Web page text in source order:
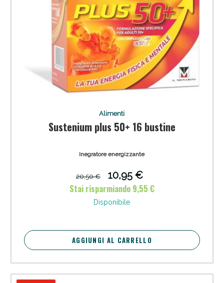
Alimenti
Sustenium plus 50+ 16 bustine
Inegratore energizzante
20,50 €
10,95 €
Stai risparmiando 9,55 €
Disponibile
AGGIUNGI AL CARRELLO
oggi!